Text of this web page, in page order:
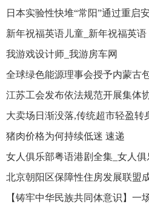
日本实验性快堆“常阳”通过重启
新年祝福英语儿童_新年祝福英语
我游戏设计师_我游房车网
全球绿色能源理事会授予内蒙古
江苏工会发布依法规范开展集体
大卖场日渐没落,传统超市轻盈转
猪肉价格为何持续低迷 速递
女人俱乐部粤语港剧全集_女人俱
北京朝阳区保障性住房发展联盟